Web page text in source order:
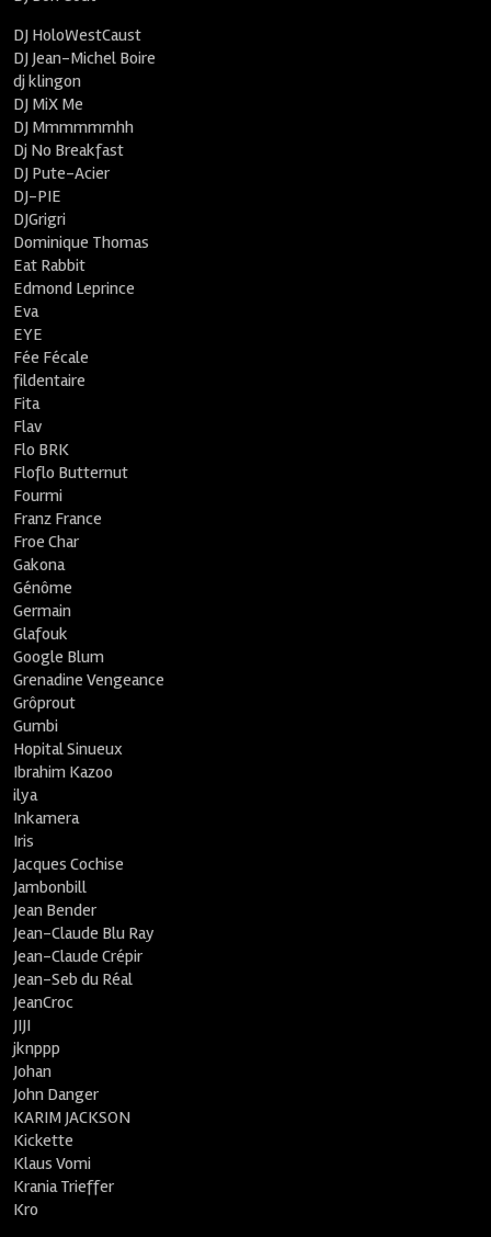
DJ HoloWestCaust
DJ Jean-Michel Boire
dj klingon
DJ MiX Me
DJ Mmmmmmhh
Dj No Breakfast
DJ Pute-Acier
DJ-PIE
DJGrigri
Dominique Thomas
Eat Rabbit
Edmond Leprince
Eva
EYE
Fée Fécale
fildentaire
Fita
Flav
Flo BRK
Floflo Butternut
Fourmi
Franz France
Froe Char
Gakona
Génôme
Germain
Glafouk
Google Blum
Grenadine Vengeance
Grôprout
Gumbi
Hopital Sinueux
Ibrahim Kazoo
ilya
Inkamera
Iris
Jacques Cochise
Jambonbill
Jean Bender
Jean-Claude Blu Ray
Jean-Claude Crépir
Jean-Seb du Réal
JeanCroc
JIJI
jknppp
Johan
John Danger
KARIM JACKSON
Kickette
Klaus Vomi
Krania Trieffer
Kro